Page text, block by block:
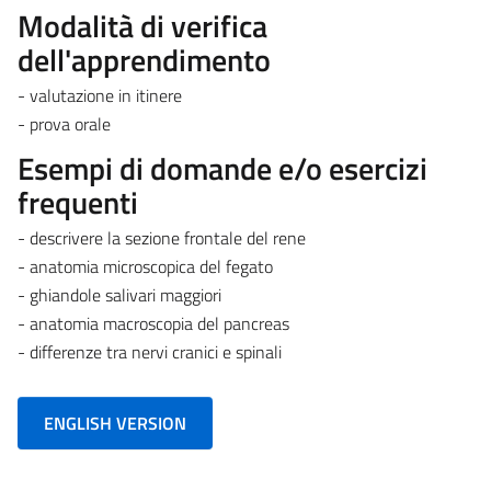
Modalità di verifica
dell'apprendimento
- valutazione in itinere
- prova orale
Esempi di domande e/o esercizi
frequenti
- descrivere la sezione frontale del rene
- anatomia microscopica del fegato
- ghiandole salivari maggiori
- anatomia macroscopia del pancreas
- differenze tra nervi cranici e spinali
ENGLISH VERSION